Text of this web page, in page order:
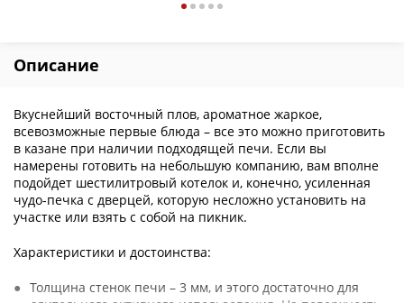
Описание
Вкуснейший восточный плов, ароматное жаркое,
всевозможные первые блюда – все это можно приготовить
в казане при наличии подходящей печи. Если вы
намерены готовить на небольшую компанию, вам вполне
подойдет шестилитровый котелок и, конечно, усиленная
чудо-печка с дверцей, которую несложно установить на
участке или взять с собой на пикник.
Характеристики и достоинства:
Толщина стенок печи – 3 мм, и этого достаточно для